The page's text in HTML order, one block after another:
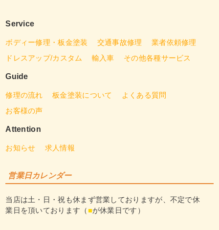
Service
ボディー修理・板金塗装 交通事故修理
業者依頼修理
ドレスアップ/カスタム
輸入車 その他各種サービス
Guide
修理の流れ 板金塗装について
よくある質問
お客様の声
Attention
お知らせ 求人情報
営業日カレンダー
当店は土・日・祝も休まず営業しておりますが、不定で休
業日を頂いております（ ■が休業日です）